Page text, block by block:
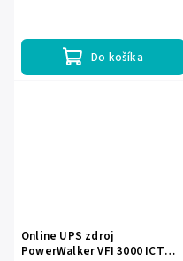
Do košíka
Online UPS zdroj
PowerWalker VFI 3000 ICT